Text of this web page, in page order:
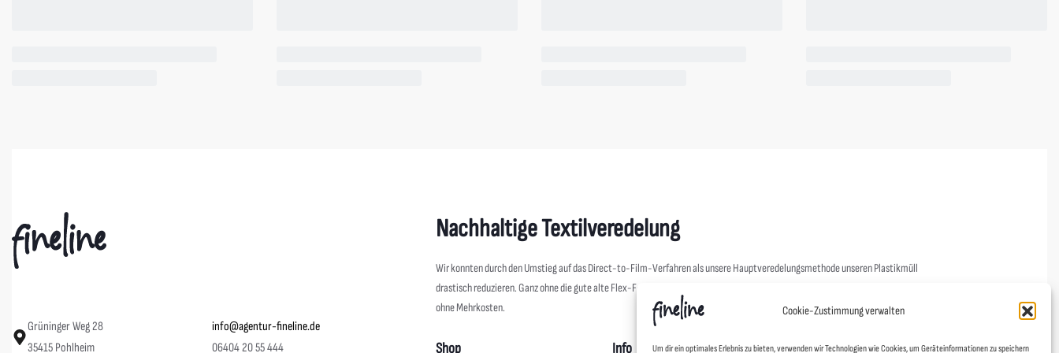
Cookie-Zustimmung verwalten
Um dir ein optimales Erlebnis zu bieten, verwenden wir Technologien wie Cookies, um Geräteinformationen zu speichern
BagBase
Keyclip mit deinem Aufdruck